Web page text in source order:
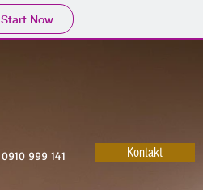
Start Now
Kontakt
0910 999 141